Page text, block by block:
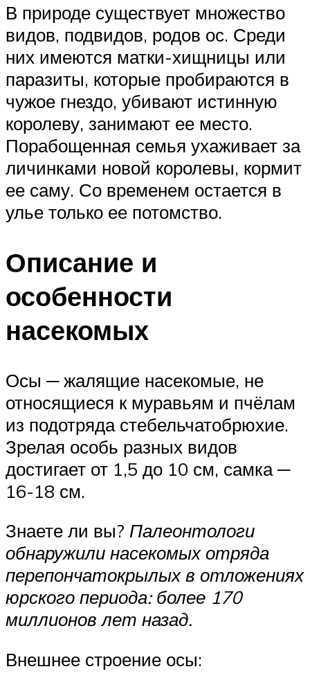
В природе существует множество
видов, подвидов, родов ос. Среди
них имеются матки-хищницы или
паразиты, которые пробираются в
чужое гнездо, убивают истинную
королеву, занимают ее место.
Порабощенная семья ухаживает за
личинками новой королевы, кормит
ее саму. Со временем остается в
улье только ее потомство.
Описание и
особенности
насекомых
Осы ─ жалящие насекомые, не
относящиеся к муравьям и пчёлам
из подотряда стебельчатобрюхие.
Зрелая особь разных видов
достигает от 1,5 до 10 см, самка ─
16-18 см.
Знаете ли вы? Палеонтологи
обнаружили насекомых отряда
перепончатокрылых в отложениях
юрского периода: более 170
миллионов лет назад.
Внешнее строение осы: